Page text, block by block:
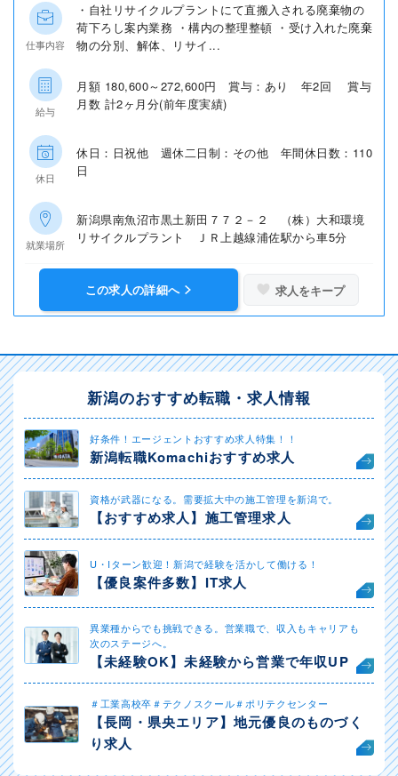
仕事内容
・自社リサイクルプラントにて直搬入される廃棄物の
荷下ろし案内業務 ・構内の整理整頓 ・受け入れた廃棄
物の分別、解体、リサイ...
給与
月額 180,600～272,600円 賞与：あり 年2回 賞与
月数 計2ヶ月分(前年度実績)
休日
休日：日祝他 週休二日制：その他 年間休日数：110
日
就業場所
新潟県南魚沼市黒土新田７７２－２ （株）大和環境
リサイクルプラント ＪＲ上越線浦佐駅から車5分
この求人の詳細へ 求人をキープ
新潟のおすすめ転職・求人情報
好条件！エージェントおすすめ求人特集！！
新潟転職Komachiおすすめ求人
資格が武器になる。需要拡大中の施工管理を新潟で。
【おすすめ求人】施工管理求人
U・Iターン歓迎！新潟で経験を活かして働ける！
【優良案件多数】IT求人
異業種からでも挑戦できる。営業職で、収入もキャリアも
次のステージへ。
【未経験OK】未経験から営業で年収UP
＃工業高校卒＃テクノスクール＃ポリテクセンター
【長岡・県央エリア】地元優良のものづく
り求人